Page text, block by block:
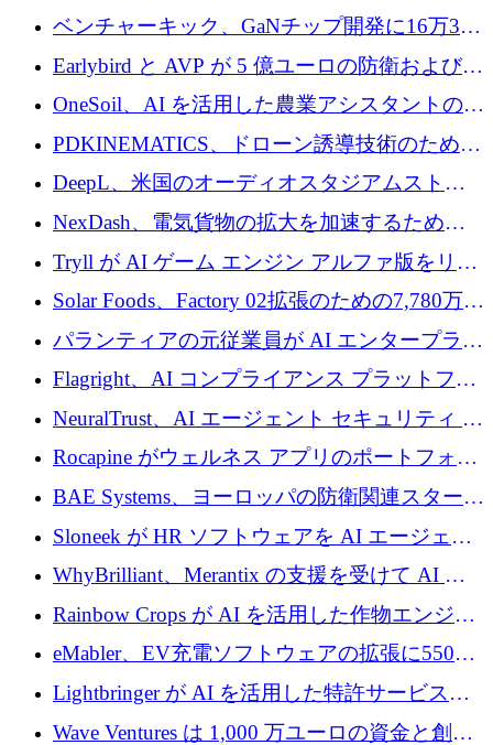
万ドルを獲得
ベンチャーキック、GaNチップ開発に16万3千
ユーロでMinisaを支援
Earlybird と AVP が 5 億ユーロの防衛および二
重用途の成長基金である E2D を立ち上げる
OneSoil、AI を活用した農業アシスタントの拡
大に​​ 100 万ユーロを確保
PDKINEMATICS、ドローン誘導技術のために
200 万ユーロを調達
DeepL、米国のオーディオスタジアムストリ
ーミング事業Mixhaloを買収
NexDash、電気貨物の拡大を加速するために
EIT Urban Mobilityから250万ユーロを確保
Tryll が AI ゲーム エンジン アルファ版をリリ
ースし、60 万ドルのプレシード資金を確保
Solar Foods、Factory 02拡張のための7,780万ユ
ーロの資金調達パッケージを獲得
パランティアの元従業員が AI エンタープライ
ズ スタートアップの Conduct に 6,000 万ドル
を調達
Flagright、AI コンプライアンス プラットフォ
ームを拡張するためにシリーズ A で 1,250 万
ドルを確保
NeuralTrust、AI エージェント セキュリティ プ
ラットフォームの拡張に 2,000 万ドルを調達
Rocapine がウェルネス アプリのポートフォリ
オを拡大するためにシリーズ A で 1,300 万ド
ルを調達
BAE Systems、ヨーロッパの防衛関連スタート
アップの規模拡大を支援するために 5,000 万
ユーロの支援を開始
Sloneek が HR ソフトウェアを AI エージェン
トに変えるために 600 万ドルを調達
WhyBrilliant、Merantix の支援を受けて AI 求
人マッチングを拡大するために 100 万ユーロ
Rainbow Crops が AI を活用した作物エンジニ
アリングを拡張するために 970 万ユーロを調
eMabler、EV充電ソフトウェアの拡張に550万
ユーロを確保
Lightbringer が AI を活用した特許サービスを
拡大するために 1,000 万ドルを調達
Wave Ventures は 1,000 万ユーロの資金と創設